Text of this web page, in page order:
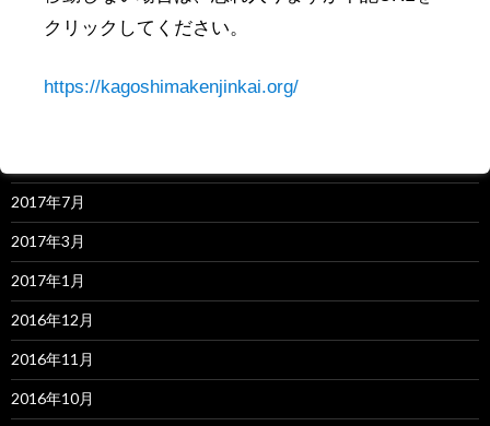
クリックしてください。
https://kagoshimakenjinkai.org/
2017年7月
2017年3月
2017年1月
2016年12月
2016年11月
2016年10月